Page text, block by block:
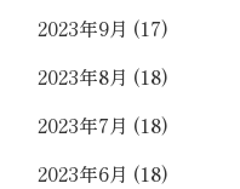
2023年9月 (17)
2023年8月 (18)
2023年7月 (18)
2023年6月 (18)